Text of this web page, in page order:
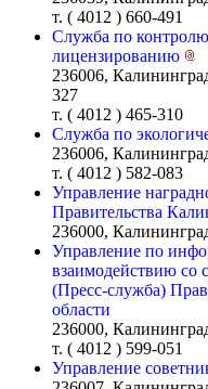
т. ( 4012 ) 660-491
Служба по
лицензированию
236006,
327
т. ( 4012 ) 465-310
Служба по
236006,
т. ( 4012 ) 582-083
Управление
Правительства
236000,
Управление по
взаимодействию со
(Пресс-служба)
области
236000,
т. ( 4012 ) 599-051
Управление